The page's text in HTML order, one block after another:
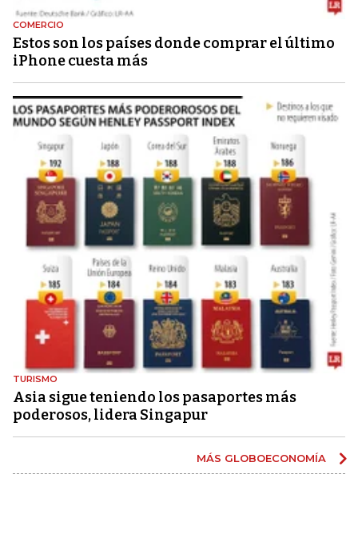
COMERCIO
Estos son los países donde comprar el último
iPhone cuesta más
TURISMO
Asia sigue teniendo los pasaportes más
poderosos, lidera Singapur
MÁS GLOBOECONOMÍA